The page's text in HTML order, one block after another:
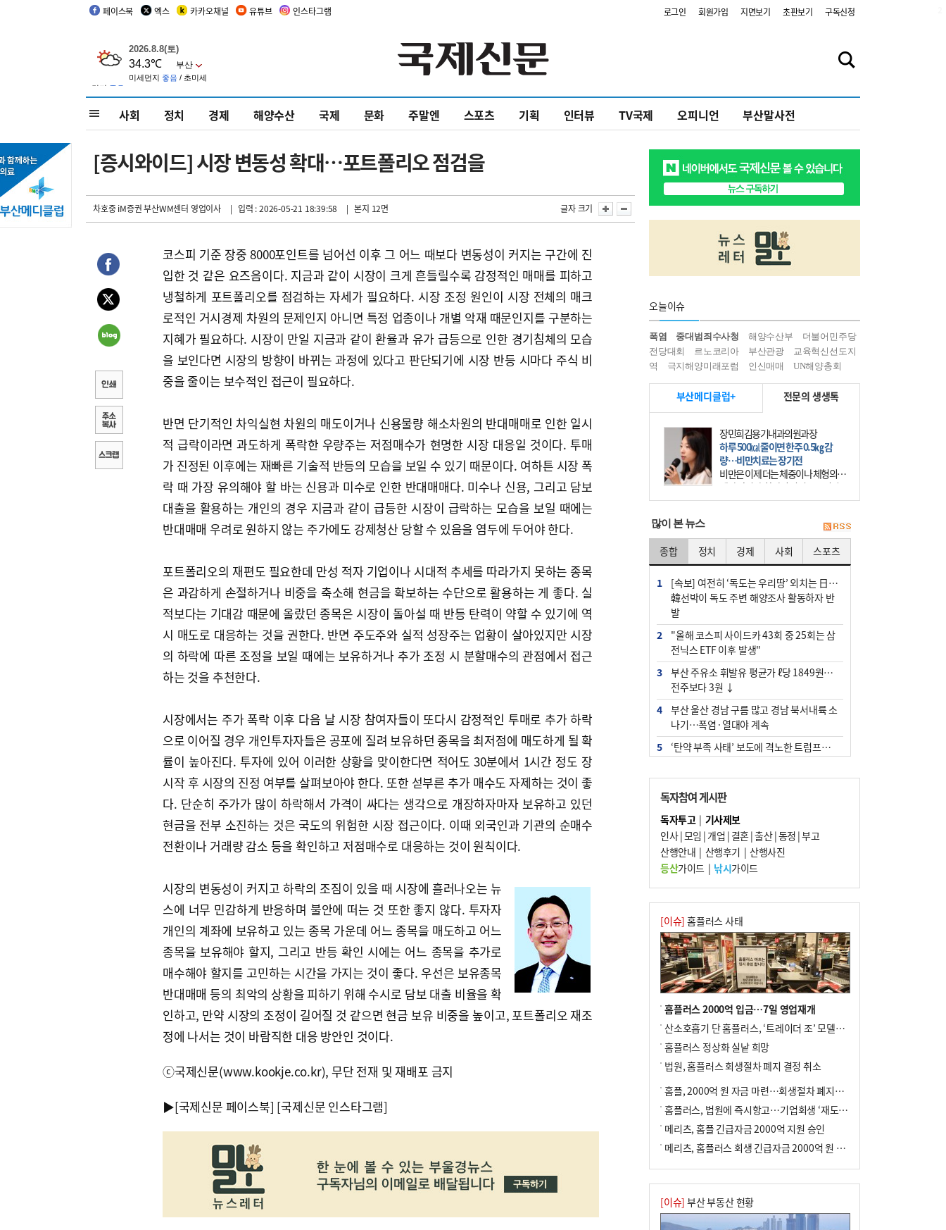
페이스북 엑스 카카오채널 유튜브 인스타그램 로그인 회원가입 지면보기 초판보기 구독신청
사회 정치 경제 해양수산 국제 문화 주말엔 스포츠 기획 인터뷰 TV국제 오피니언 부산말사전
[증시와이드] 시장 변동성 확대…포트폴리오 점검을
차호중 iM증권 부산WM센터 영업이사 | 입력 : 2026-05-21 18:39:58 | 본지 12면 글자 크기
코스피 기준 장중 8000포인트를 넘어선 이후 그 어느 때보다 변동성이 커지는 구간에 진
입한 것 같은 요즈음이다. 지금과 같이 시장이 크게 흔들릴수록 감정적인 매매를 피하고
냉철하게 포트폴리오를 점검하는 자세가 필요하다. 시장 조정 원인이 시장 전체의 매크
로적인 거시경제 차원의 문제인지 아니면 특정 업종이나 개별 악재 때문인지를 구분하는
지혜가 필요하다. 시장이 만일 지금과 같이 환율과 유가 급등으로 인한 경기침체의 모습
을 보인다면 시장의 방향이 바뀌는 과정에 있다고 판단되기에 시장 반등 시마다 주식 비
중을 줄이는 보수적인 접근이 필요하다.
반면 단기적인 차익실현 차원의 매도이거나 신용물량 해소차원의 반대매매로 인한 일시
적 급락이라면 과도하게 폭락한 우량주는 저점매수가 현명한 시장 대응일 것이다. 투매
가 진정된 이후에는 재빠른 기술적 반등의 모습을 보일 수 있기 때문이다. 여하튼 시장 폭
락 때 가장 유의해야 할 바는 신용과 미수로 인한 반대매매다. 미수나 신용, 그리고 담보
대출을 활용하는 개인의 경우 지금과 같이 급등한 시장이 급락하는 모습을 보일 때에는
반대매매 우려로 원하지 않는 주가에도 강제청산 당할 수 있음을 염두에 두어야 한다.
포트폴리오의 재편도 필요한데 만성 적자 기업이나 시대적 추세를 따라가지 못하는 종목
은 과감하게 손절하거나 비중을 축소해 현금을 확보하는 수단으로 활용하는 게 좋다. 실
적보다는 기대감 때문에 올랐던 종목은 시장이 돌아설 때 반등 탄력이 약할 수 있기에 역
시 매도로 대응하는 것을 권한다. 반면 주도주와 실적 성장주는 업황이 살아있지만 시장
의 하락에 따른 조정을 보일 때에는 보유하거나 추가 조정 시 분할매수의 관점에서 접근
하는 것을 추천한다.
시장에서는 주가 폭락 이후 다음 날 시장 참여자들이 또다시 감정적인 투매로 추가 하락
으로 이어질 경우 개인투자자들은 공포에 질려 보유하던 종목을 최저점에 매도하게 될 확
률이 높아진다. 투자에 있어 이러한 상황을 맞이한다면 적어도 30분에서 1시간 정도 장
시작 후 시장의 진정 여부를 살펴보아야 한다. 또한 섣부른 추가 매수도 자제하는 것이 좋
다. 단순히 주가가 많이 하락해서 가격이 싸다는 생각으로 개장하자마자 보유하고 있던
현금을 전부 소진하는 것은 국도의 위험한 시장 접근이다. 이때 외국인과 기관의 순매수
전환이나 거래량 감소 등을 확인하고 저점매수로 대응하는 것이 원칙이다.
시장의 변동성이 커지고 하락의 조짐이 있을 때 시장에 흘러나오는 뉴
스에 너무 민감하게 반응하며 불안에 떠는 것 또한 좋지 않다. 투자자
개인의 계좌에 보유하고 있는 종목 가운데 어느 종목을 매도하고 어느
종목을 보유해야 할지, 그리고 반등 확인 시에는 어느 종목을 추가로
매수해야 할지를 고민하는 시간을 가지는 것이 좋다. 우선은 보유종목
반대매매 등의 최악의 상황을 피하기 위해 수시로 담보 대출 비율을 확
인하고, 만약 시장의 조정이 길어질 것 같으면 현금 보유 비중을 높이고, 포트폴리오 재조
정에 나서는 것이 바람직한 대응 방안인 것이다.
ⓒ국제신문(www.kookje.co.kr), 무단 전재 및 재배포 금지
▶[국제신문 페이스북] [국제신문 인스타그램]
오늘이슈
폭염 중대범죄수사청 해양수산부
더불어민주당
전당대회
르노코리아 부산관광
교육혁신선도지
역
극지해양미래포럼 인신매매 UN해양총회
부산메디클럽+ 전문의 생생톡
장민희김용기내과의원과장
하루 500㎉ 줄이면 한주 0.5㎏ 감
량…비만치료는 장기전
비만은 이제 더는 체중이나 체형의 문
제가 아니다. 하나의 질병으로 인지
하고 치료와 관리를 해야 한다. 세계
많이 본 뉴스
종합 정치 경제 사회 스포츠
1
[속보] 여전히 ‘독도는 우리땅’ 외치는 日…
韓선박이 독도 주변 해양조사 활동하자 반
발
2
"올해 코스피 사이드카 43회 중 25회는 삼
전닉스 ETF 이후 발생"
3
부산 주유소 휘발유 평균가 ℓ당 1849원…
전주보다 3원 ↓
4
부산 울산 경남 구름 많고 경남 북서내륙 소
나기…폭염·열대야 계속
5
‘탄약 부족 사태’ 보도에 격노한 트럼프…
물선 적발
7
[2026 부산청소년극지체험탐험대 현장르
포] 2회 : 하늘에서 만난 얼음의 나라
8
입추 지났지만 푹푹 찐다…온열질환자 10
년 만에 3배
10 경위 이하 경찰 하위직 ‘중수청 러시’ 전
망…檢 기피와 대조
독자참여 게시판
독자투고| 기사제보
인사|모임 | 개업 | 결혼|출산|동정 |부고
산행안내 | 산행후기 | 산행사진
등산가이드| 낚시가이드
[이슈] 홈플러스 사태
홈플러스 2000억 입금…7일 영업재개
산소호흡기 단 홈플러스, ‘트레이더 조’ 모델로 살아날까
홈플러스 정상화 실낱 희망
법원, 홈플러스 회생절차 폐지 결정 취소
홈플, 2000억 원 자금 마련…회생절차 폐지에 즉시항고(종합)
홈플러스, 법원에 즉시항고…기업회생 ‘재도전’
메리츠, 홈플 긴급자금 2000억 지원 승인
메리츠, 홈플러스 회생 긴급자금 2000억 원 지원 승인
[이슈] 부산 부동산 현황